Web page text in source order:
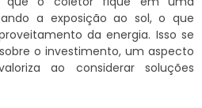
a exposição ao sol, o que
da energia. Isso se
o investimento, um aspecto
ao considerar soluções